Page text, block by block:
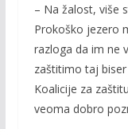
– Na žalost, više
Prokoško jezero
razloga da im ne
zaštitimo taj
Koalicije za
veoma dobro